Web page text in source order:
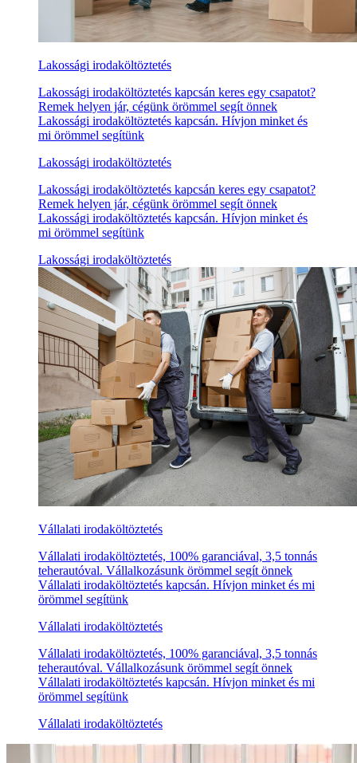
Lakossági irodaköltöztetés
Lakossági irodaköltöztetés kapcsán keres egy csapatot?
Remek helyen jár, cégünk örömmel segít önnek
Lakossági irodaköltöztetés kapcsán. Hívjon minket és
mi örömmel segítünk
Lakossági irodaköltöztetés
Lakossági irodaköltöztetés kapcsán keres egy csapatot?
Remek helyen jár, cégünk örömmel segít önnek
Lakossági irodaköltöztetés kapcsán. Hívjon minket és
mi örömmel segítünk
Lakossági irodaköltöztetés
Vállalati irodaköltöztetés
Vállalati irodaköltöztetés, 100% garanciával, 3,5 tonnás
teherautóval. Vállalkozásunk örömmel segít önnek
Vállalati irodaköltöztetés kapcsán. Hívjon minket és mi
örömmel segítünk
Vállalati irodaköltöztetés
Vállalati irodaköltöztetés, 100% garanciával, 3,5 tonnás
teherautóval. Vállalkozásunk örömmel segít önnek
Vállalati irodaköltöztetés kapcsán. Hívjon minket és mi
örömmel segítünk
Vállalati irodaköltöztetés